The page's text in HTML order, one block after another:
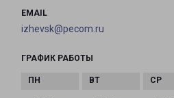
EMAIL
izhevsk@pecom.ru
ГРАФИК РАБОТЫ